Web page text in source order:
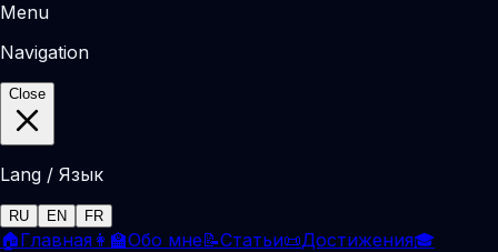
Menu
Navigation
Close
Lang / Язык
RU EN FR
🏠Главная 👩‍🏫Обо мне📝Статьи📜Достижения🎓